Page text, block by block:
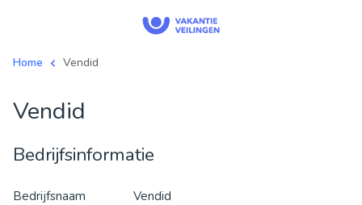
Home Vendid
Vendid
Bedrijfsinformatie
Bedrijfsnaam
Vendid